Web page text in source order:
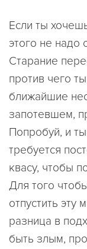
Если ты
этого не надо
Старание
против чего
ближайшие
запотевшем,
Попробуй, и
требуется
квасу, чтобы
Для того
отпустить эту
разница в
быть злым,